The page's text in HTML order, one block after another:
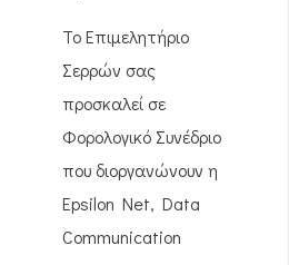
Το Επιμελητήριο
Σερρών σας
προσκαλεί σε
Φορολογικό Συνέδριο
που διοργανώνουν η
Epsilon Net, Data
Communication